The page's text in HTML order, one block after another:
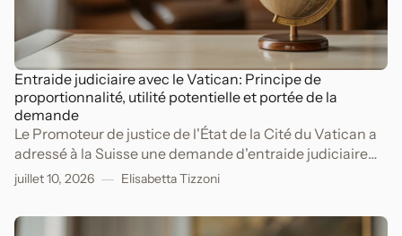
Entraide judiciaire avec le Vatican: Principe de
proportionnalité, utilité potentielle et portée de la
demande
Le Promoteur de justice de l'État de la Cité du Vatican a
adressé à la Suisse une demande d'entraide judiciaire
dans le cadre d'une procédure pénale pour péculat,
d'argent.
juillet 10, 2026 Elisabetta Tizzoni